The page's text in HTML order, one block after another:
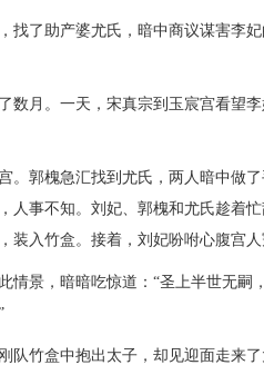
找了助产婆尤氏，暗中商议谋害李
数月。一天，宋真宗到玉宸宫看望
。郭槐急汇找到尤氏，两人暗中做
人事不知。刘妃、郭槐和尤氏趁着
装入竹盒。接着，刘妃吩咐心腹宫
情景，暗暗吃惊道：“圣上半世无
队竹盒中抱出太子，却见迎面走来